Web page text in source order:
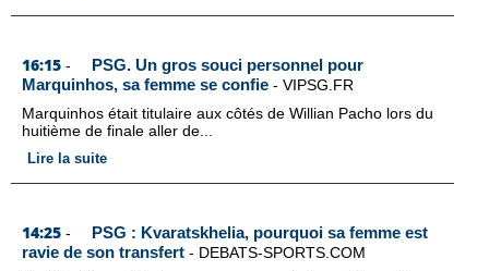
16:15 -
PSG. Un gros souci personnel pour
Marquinhos, sa femme se confie - VIPSG.FR
Marquinhos était titulaire aux côtés de Willian Pacho lors du
huitième de finale aller de...
Lire la suite
14:25 -
PSG : Kvaratskhelia, pourquoi sa femme est
ravie de son transfert - DEBATS-SPORTS.COM